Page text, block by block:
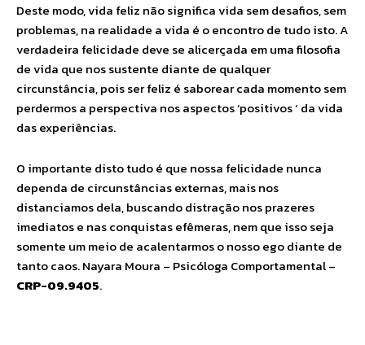
Deste modo, vida feliz não significa vida sem desafios, sem
problemas, na realidade a vida é o encontro de tudo isto. A
verdadeira felicidade deve se alicerçada em uma filosofia
de vida que nos sustente diante de qualquer
circunstância, pois ser feliz é saborear cada momento sem
perdermos a perspectiva nos aspectos ‘positivos ‘ da vida
das experiências.
O importante disto tudo é que nossa felicidade nunca
dependa de circunstâncias externas, mais nos
distanciamos dela, buscando distração nos prazeres
imediatos e nas conquistas efêmeras, nem que isso seja
somente um meio de acalentarmos o nosso ego diante de
tanto caos. Nayara Moura – Psicóloga Comportamental –
CRP-09.9405.